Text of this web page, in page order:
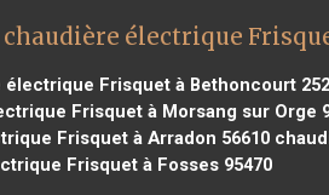
électrique
Frisquet à Bethoncourt
Frisquet à Morsang sur Orge
Frisquet à Arradon 56610
Frisquet à Fosses 95470